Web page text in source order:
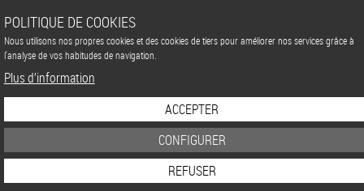
POLITIQUE DE COOKIES
Nous utilisons nos propres cookies et des cookies de tiers pour améliorer nos services grâce à
l'analyse de vos habitudes de navigation.
Plus d’information
ACCEPTER
CONFIGURER
REFUSER